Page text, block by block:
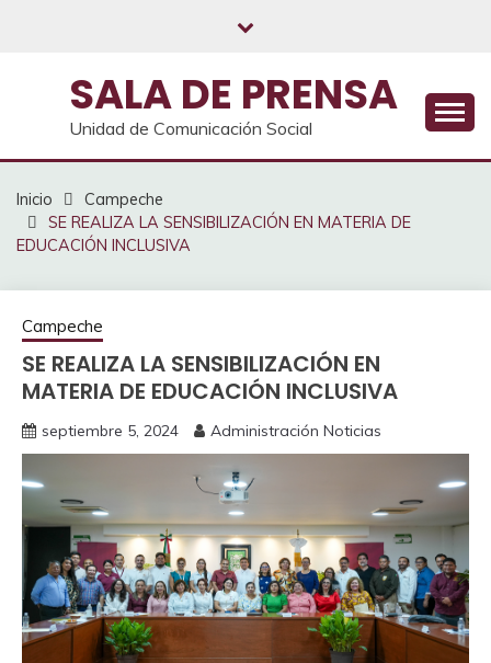
SALA DE PRENSA
Unidad de Comunicación Social
Inicio
Campeche
SE REALIZA LA SENSIBILIZACIÓN EN MATERIA DE
EDUCACIÓN INCLUSIVA
Campeche
SE REALIZA LA SENSIBILIZACIÓN EN
MATERIA DE EDUCACIÓN INCLUSIVA
septiembre 5, 2024 Administración Noticias